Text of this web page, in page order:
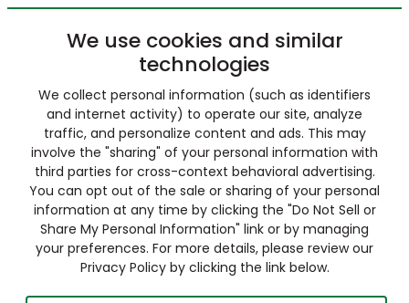
We use cookies and similar
technologies
We collect personal information (such as identifiers
and internet activity) to operate our site, analyze
traffic, and personalize content and ads. This may
involve the "sharing" of your personal information with
third parties for cross-context behavioral advertising.
You can opt out of the sale or sharing of your personal
information at any time by clicking the "Do Not Sell or
Share My Personal Information" link or by managing
your preferences. For more details, please review our
Privacy Policy by clicking the link below.